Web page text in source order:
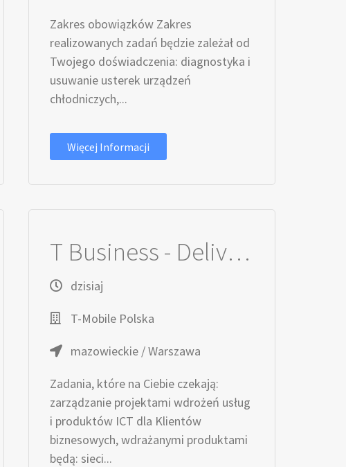
Zakres obowiązków Zakres
realizowanych zadań będzie zależał od
Twojego doświadczenia: diagnostyka i
usuwanie usterek urządzeń
chłodniczych,...
Więcej Informacji
T Business - Delivery Project Manager
dzisiaj
T-Mobile Polska
mazowieckie / Warszawa
Zadania, które na Ciebie czekają:
zarządzanie projektami wdrożeń usług
i produktów ICT dla Klientów
biznesowych, wdrażanymi produktami
będą: sieci...